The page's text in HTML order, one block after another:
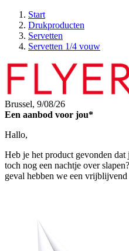
Start
Drukproducten
Servetten
Servetten 1/4 vouw
Brussel, 9/08/26
Een aanbod voor jou*
Hallo,
Heb je het product gevonden
toch nog een nachtje over
geval hebben we een